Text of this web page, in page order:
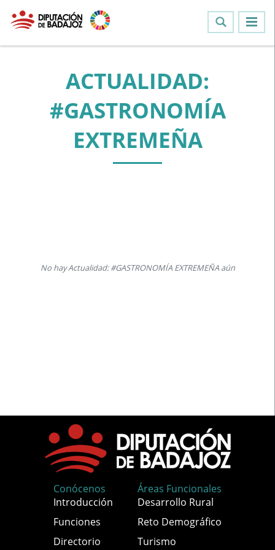
ACTUALIDAD:
#GASTRONOMÍA
EXTREMEÑA
No hay Actualidad: #GASTRONOMÍA EXTREMEÑA aún
Conócenos
Introducción
Funciones
Directorio
Áreas Funcionales
Desarrollo Rural
Reto Demográfico
Turismo